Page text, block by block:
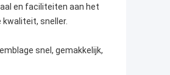
en faciliteiten aan het
sneller.
snel, gemakkelijk,